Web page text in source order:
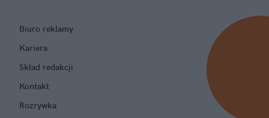
Biuro reklamy
Kariera
Skład redakcji
Kontakt
Rozrywka